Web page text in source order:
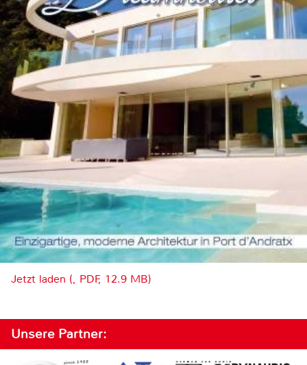
Jetzt laden (, PDF, 12.9 MB)
Unsere Partner: